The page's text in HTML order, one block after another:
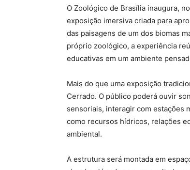
O Zoológico de Brasília inaugura,
exposição imersiva criada para
das paisagens de um dos biomas
próprio zoológico, a experiência
educativas em um ambiente
Mais do que uma exposição
Cerrado. O público poderá ouvir
sensoriais, interagir com estações
como recursos hídricos, relações
ambiental.
A estrutura será montada em